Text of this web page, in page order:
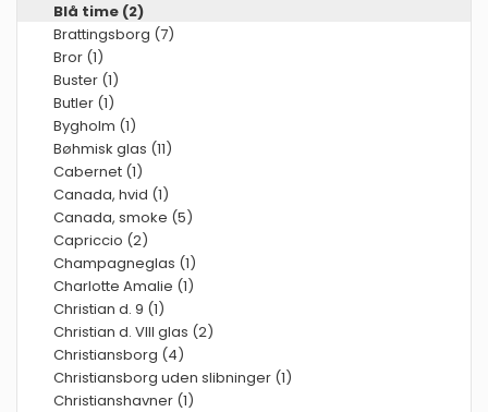
Blå time (2)
Brattingsborg (7)
Bror (1)
Buster (1)
Butler (1)
Bygholm (1)
Bøhmisk glas (11)
Cabernet (1)
Canada, hvid (1)
Canada, smoke (5)
Capriccio (2)
Champagneglas (1)
Charlotte Amalie (1)
Christian d. 9 (1)
Christian d. VIII glas (2)
Christiansborg (4)
Christiansborg uden slibninger (1)
Christianshavner (1)